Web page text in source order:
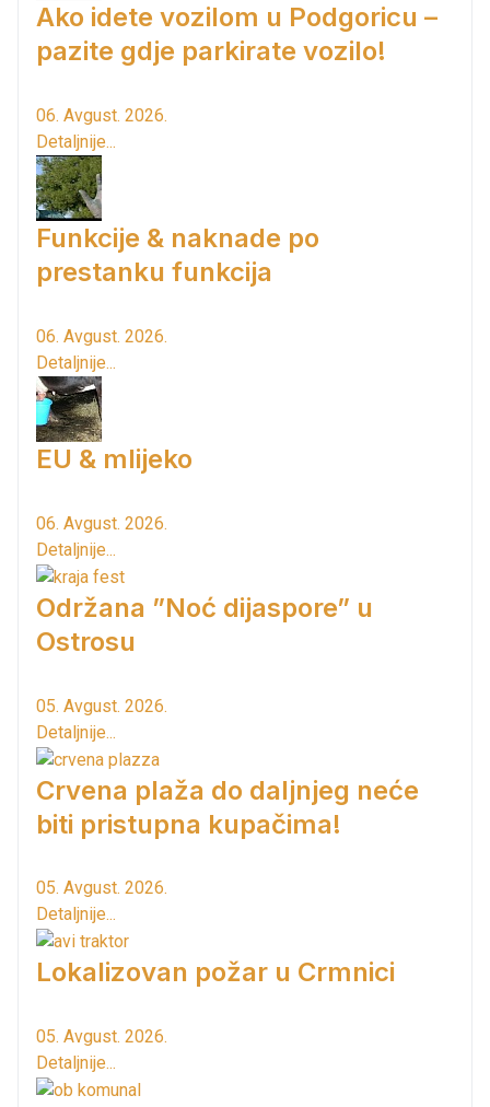
Ako idete vozilom u Podgoricu –
pazite gdje parkirate vozilo!
06. Avgust. 2026.
Detaljnije...
Funkcije & naknade po
prestanku funkcija
06. Avgust. 2026.
Detaljnije...
EU & mlijeko
06. Avgust. 2026.
Detaljnije...
Održana ”Noć dijaspore” u
Ostrosu
05. Avgust. 2026.
Detaljnije...
Crvena plaža do daljnjeg neće
biti pristupna kupačima!
05. Avgust. 2026.
Detaljnije...
Lokalizovan požar u Crmnici
05. Avgust. 2026.
Detaljnije...